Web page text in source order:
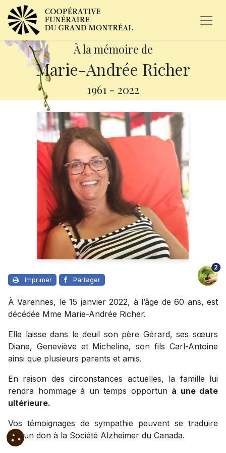
À la mémoire de
Marie-Andrée Richer
1961 - 2022
Imprimer Partager
2
À Varennes, le 15 janvier 2022, à l’âge de 60 ans, est
décédée Mme Marie-Andrée Richer.
Elle laisse dans le deuil son père Gérard, ses sœurs
Diane, Geneviève et Micheline, son fils Carl-Antoine
ainsi que plusieurs parents et amis.
En raison des circonstances actuelles, la famille lui
rendra hommage à un temps opportun à une date
ultérieure.
Vos témoignages de sympathie peuvent se traduire
par un don à la Société Alzheimer du Canada.